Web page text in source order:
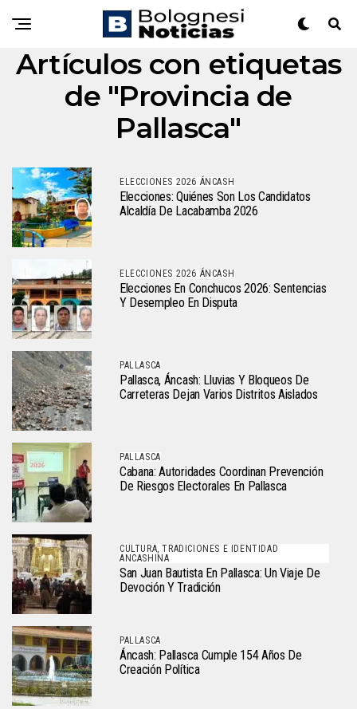
Artículos con etiquetas
de "Provincia de
Pallasca"
ELECCIONES 2026 ÁNCASH
Elecciones: Quiénes Son Los Candidatos
Alcaldía De Lacabamba 2026
ELECCIONES 2026 ÁNCASH
Elecciones En Conchucos 2026: Sentencias
Y Desempleo En Disputa
PALLASCA
Pallasca, Áncash: Lluvias Y Bloqueos De
Carreteras Dejan Varios Distritos Aislados
PALLASCA
Cabana: Autoridades Coordinan Prevención
De Riesgos Electorales En Pallasca
CULTURA, TRADICIONES E IDENTIDAD
ANCASHINA
San Juan Bautista En Pallasca: Un Viaje De
Devoción Y Tradición
PALLASCA
Áncash: Pallasca Cumple 154 Años De
Creación Política